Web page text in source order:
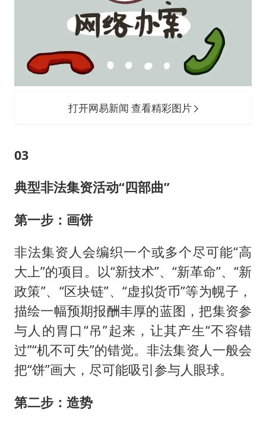
打开网易新闻 查看精彩图片
03
典型非法集资活动“四部曲”
第一步：画饼
非法集资人会编织一个或多个尽可能“高
大上”的项目。以“新技术”、“新革命”、“新
政策”、“区块链”、“虚拟货币”等为幌子，
描绘一幅预期报酬丰厚的蓝图，把集资参
与人的胃口“吊”起来，让其产生“不容错
过”“机不可失”的错觉。非法集资人一般会
把“饼”画大，尽可能吸引参与人眼球。
第二步：造势